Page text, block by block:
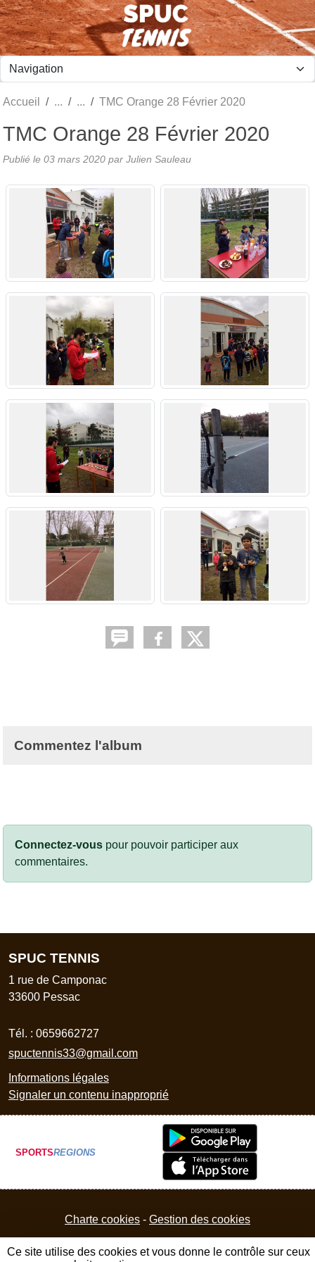
Accueil TMC Orange 28 Février 2020
TMC Orange 28 Février 2020
Publié le 03 mars 2020 par Julien Sauleau
Commentez l'album
Connectez-vous pour pouvoir participer aux
commentaires.
SPUC TENNIS
1 rue de Camponac
33600 Pessac
Tél. : 0659662727
spuctennis33@gmail.com
Informations légales
Signaler un contenu inapproprié
SPORTSREGIONS
Charte cookies Gestion des cookies
Panneau de gestion des cookies
Ce site utilise des cookies et vous donne le contrôle sur ceux